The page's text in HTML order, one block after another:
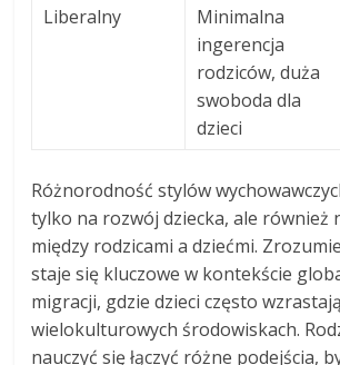
Liberalny
Minimalna
ingerencja
rodziców, duża
swoboda dla
dzieci
Różnorodność stylów
tylko na rozwój dziecka, ale również
między rodzicami a dziećmi.
staje się kluczowe w kontekście
migracji, gdzie dzieci często
wielokulturowych środowiskach.
nauczyć się łączyć różne podejścia,